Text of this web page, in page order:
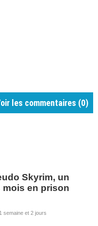
les commentaires (0)
Skyrim, un
mois en prison
semaine et 2 jours